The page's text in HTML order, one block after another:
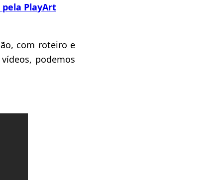
PlayArt
com roteiro e
podemos